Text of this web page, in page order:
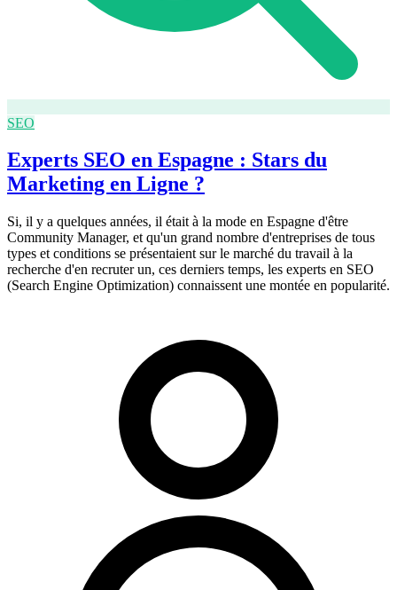
SEO
Experts SEO en Espagne : Stars du
Marketing en Ligne ?
Si, il y a quelques années, il était à la mode en Espagne d'être
Community Manager, et qu'un grand nombre d'entreprises de tous
types et conditions se présentaient sur le marché du travail à la
recherche d'en recruter un, ces derniers temps, les experts en SEO
(Search Engine Optimization) connaissent une montée en popularité.